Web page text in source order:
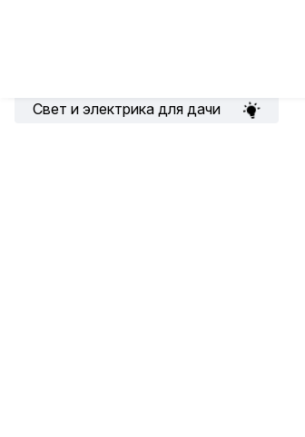
Свет и электрика для дачи